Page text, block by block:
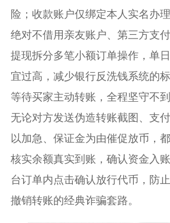
险；收款账户仅绑定本人实名办
绝对不借用亲友账户、第三方支
提现拆分多笔小额订单操作，单
宜过高，减少银行反洗钱系统的
等待买家主动转账，全程坚守不
无论对方发送伪造转账截图、支
以加急、保证金为由催促放币，
核实余额真实到账，确认资金入
台订单内点击确认放行代币，防
撤销转账的经典诈骗套路。